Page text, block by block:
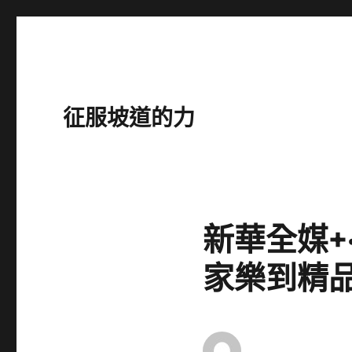
征服坡道的力
新華全媒
家樂到精